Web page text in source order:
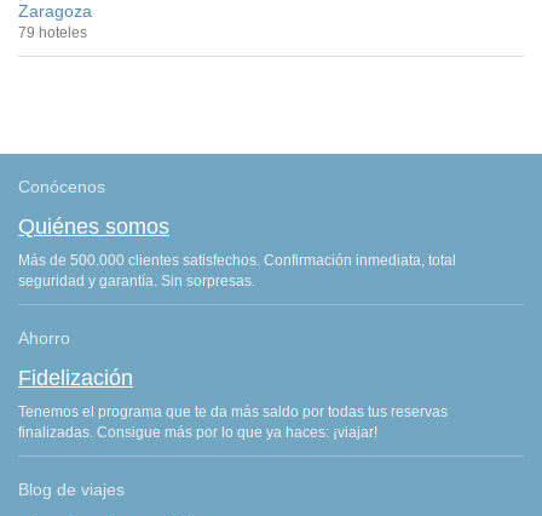
Zaragoza
79 hoteles
Conócenos
Quiénes somos
Más de 500.000 clientes satisfechos. Confirmación inmediata, total
seguridad y garantía. Sin sorpresas.
Ahorro
Fidelización
Tenemos el programa que te da más saldo por todas tus reservas
finalizadas. Consigue más por lo que ya haces: ¡viajar!
Blog de viajes